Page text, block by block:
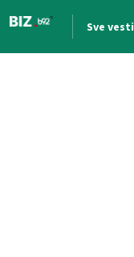
Sve vesti